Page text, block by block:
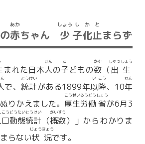
赤
あか
ちゃん 少
しょう
子
し
化
か
止
と
まらず
まれた日本人
じん
の子
こ
どもの数
かず
（出
しゅっ
生
しょう
で、 統
とう
計
けい
がある1899年以
い
降
こう
、10年
ねん
りかえました。 厚
こう
生
せい
労
ろう
働
どう
省
しょう
が6月3
口
こう
動
どう
態
たい
統
とう
計
けい
（概
がい
数
すう
）」からわかりま
まらない状
じょう
況
きょう
です。